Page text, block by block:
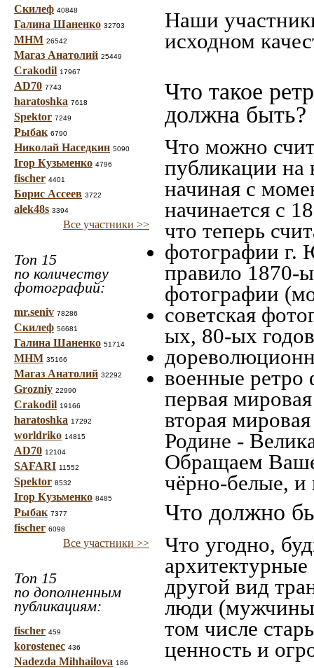
Скилеф 40848
Галина Шаненко 32703
МНМ 26542
Магаз Анатолий 25449
Crakodil 17967
AD70 7743
haratoshka 7618
Spektor 7249
Рыбак 6790
Николай Наседкин 5090
Ігор Кузьменко 4796
fischer 4401
Борис Ассеев 3722
alek48s 3394
Все участники >>
Топ 15
по количеству
фотографий:
mr.seniv 78286
Скилеф 56681
Галина Шаненко 51714
МНМ 35166
Магаз Анатолий 32292
Grozniy 22990
Crakodil 19166
haratoshka 17292
worldriko 14815
AD70 12104
SAFARI 11552
Spektor 8532
Ігор Кузьменко 8485
Рыбак 7377
fischer 6098
Все участники >>
Топ 15
по дополненным
публикациям:
fischer 459
korostenec 436
Nadezda Mihhailova 186
Наши
исходном
Что такое
должна быть?
Что можно
публикации
начиная c
начинается с
что теперь
фотографии г.
правило 1870-
фотографии
советская
ых, 80-ых
военные ретро
первая
вторая
Родине -
Обращаем
чёрно-белые, и
Что должно
Что угодно,
другой вид
люди
том числе
ценность и